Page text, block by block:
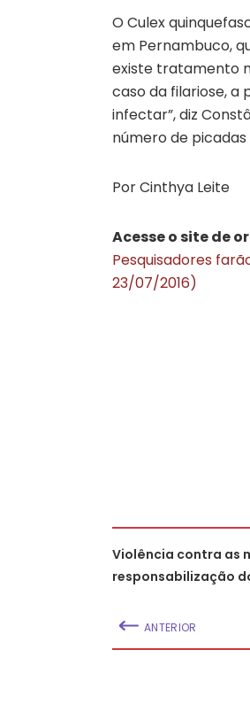
O Culex
em Pernambuco,
existe tratamento
caso da filariose, a
infectar”, diz
número de
Por Cinthya Leite
Acesse o site de
Pesquisadores
23/07/2016)
Violência contra as
responsabilização
ANTERIOR